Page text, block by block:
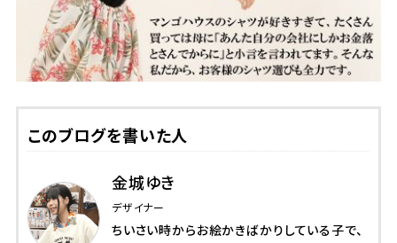
このブログを書いた人
金城ゆき
デザイナー
ちいさい時からお絵かきばかりしている子で、